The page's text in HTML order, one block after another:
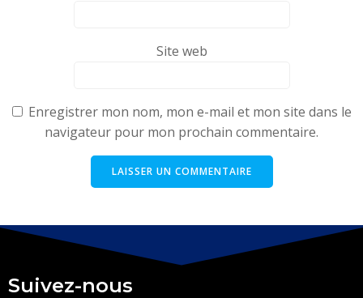
Site web
Enregistrer mon nom, mon e-mail et mon site dans le
navigateur pour mon prochain commentaire.
Suivez-nous